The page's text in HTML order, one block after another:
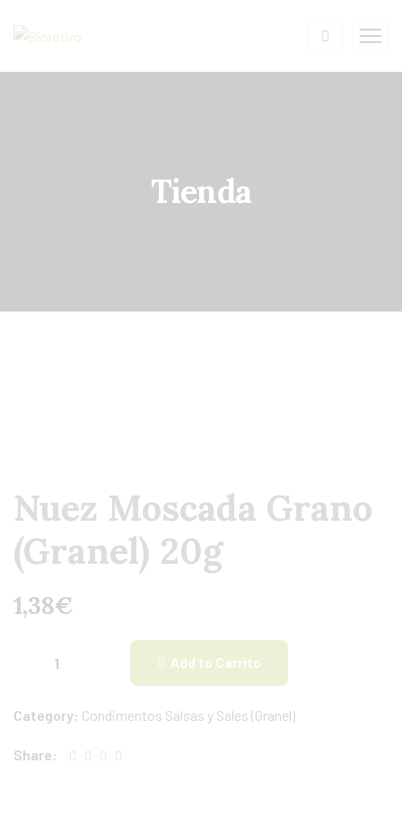
Tienda
Nuez Moscada Grano
(Granel) 20g
1,38€
Add to Carrito
Category: Condimentos Salsas y Sales (Granel)
Share: